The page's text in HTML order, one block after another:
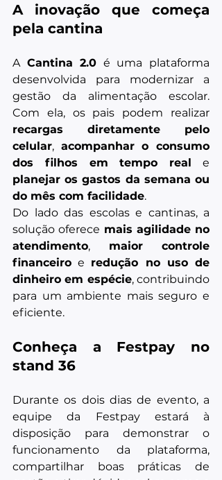
A inovação que começa
pela cantina
A Cantina 2.0 é uma plataforma
desenvolvida para modernizar a
gestão da alimentação escolar.
recargas diretamente pelo
celular, acompanhar o consumo
dos filhos em tempo real
planejar os gastos da semana ou
do mês com facilidade.
Do lado das escolas e cantinas, a
solução oferece mais agilidade no
atendimento, maior controle
financeiro e redução no uso de
dinheiro em espécie, contribuindo
para um ambiente mais seguro e
eficiente.
Conheça a Festpay no
stand 36
Durante os dois dias de evento, a
equipe da Festpay estará à
disposição para demonstrar o
funcionamento da plataforma,
compartilhar boas práticas de